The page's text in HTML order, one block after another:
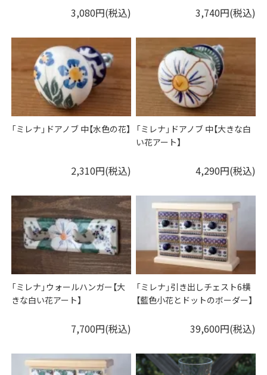
3,080円(税込) 3,740円(税込)
「ミレナ」ドアノブ 中【水色の花】
2,310円(税込)
「ミレナ」ドアノブ 中【大きな白
い花アート】
4,290円(税込)
「ミレナ」ウォールハンガー【大
きな白い花アート】
7,700円(税込)
「ミレナ」引き出しチェスト6横
【藍色小花とドットのボーダー】
39,600円(税込)